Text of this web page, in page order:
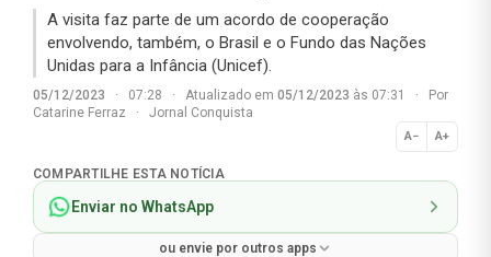
A visita faz parte de um acordo de cooperação
envolvendo, também, o Brasil e o Fundo das Nações
Unidas para a Infância (Unicef).
05/12/2023 · 07:28 · Atualizado em 05/12/2023 às 07:31 ·
Por
Catarine Ferraz
· Jornal Conquista
A− A+
Normal
COMPARTILHE ESTA NOTÍCIA
Enviar no WhatsApp
ou envie por outros apps